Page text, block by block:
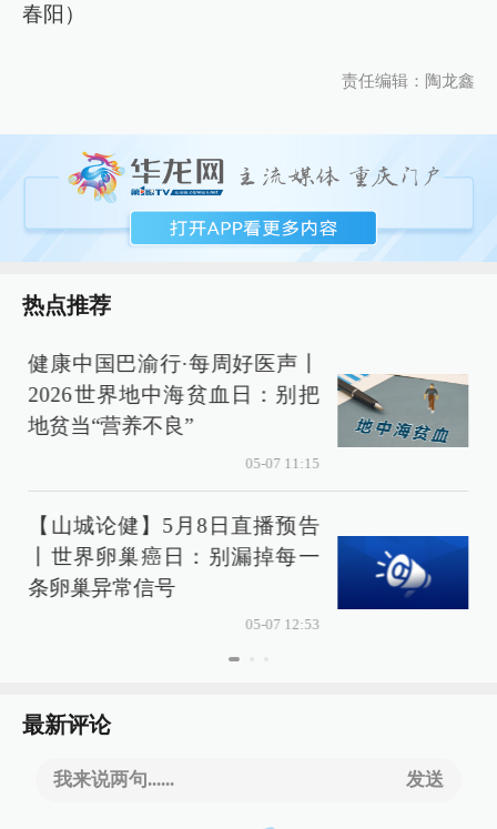
春阳）
责任编辑：陶龙鑫
热点推荐
健康中国巴渝行·每周好医声丨
2026世界地中海贫血日：别把
地贫当“营养不良”
05-07 11:15
【山城论健】5月8日直播预告
丨世界卵巢癌日：别漏掉每一
条卵巢异常信号
05-07 12:53
最新评论
我来说两句...... 发送